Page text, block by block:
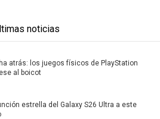
noticias
atrás: los juegos físicos de PlayStation
al boicot
estrella del Galaxy S26 Ultra a este